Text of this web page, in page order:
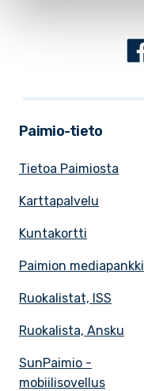
Paimio-tieto
Tietoa Paimiosta
Karttapalvelu
Kuntakortti
Paimion mediapankki
Ruokalistat, ISS
Ruokalista, Ansku
SunPaimio -
mobiilisovellus